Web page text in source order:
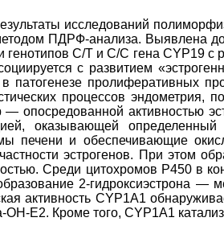
исследований
ПДРФ-анализа. Выявлена
генотипов С/Т и С/С гена CYP19 с
с развитием
в патогенезе пролиферативных
процессов
опосредованной активностью
оказывающей
печени и обеспечивающие
эстрогенов. При этом
Среди цитохромов Р450 в
2-гидроксиэстрона
активность CYP1A1
Е2. Кроме того, CYP1A1